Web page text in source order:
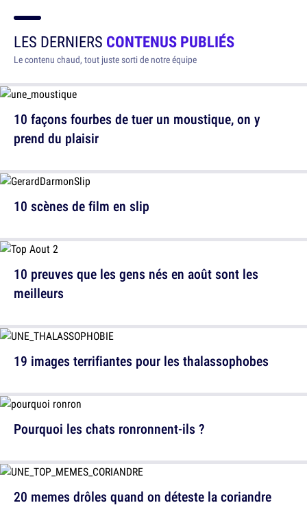
LES DERNIERS CONTENUS PUBLIÉS
Le contenu chaud, tout juste sorti de notre équipe
10 façons fourbes de tuer un moustique, on y
prend du plaisir
10 preuves que les gens nés en août sont les
meilleurs
Pourquoi les chats ronronnent-ils ?
10 scènes de film en slip
19 images terrifiantes pour les thalassophobes
20 memes drôles quand on déteste la coriandre